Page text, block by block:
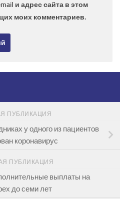
и адрес сайта в этом
моих комментариев.
ПУБЛИКАЦИЯ
у одного из пациентов
коронавирус
ПУБЛИКАЦИЯ
выплаты на
до семи лет